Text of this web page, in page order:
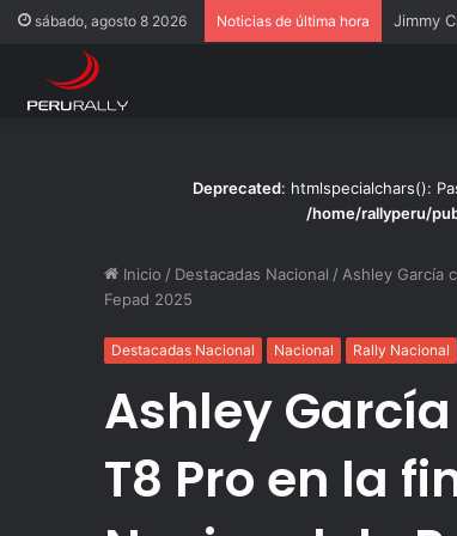
sábado, agosto 8 2026 Noticias de última hora Rally
Deprecated: htmlspecialchars():
/home/rallyperu/
Inicio / Destacadas Nacional / Ashley García
Fepad 2025
Destacadas Nacional Nacional Rally Nacional
Ashley
T8 Pro en la